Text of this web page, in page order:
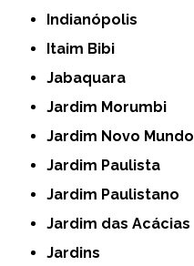
Indianópolis
Itaim Bibi
Jabaquara
Jardim Morumbi
Jardim Novo Mundo
Jardim Paulista
Jardim Paulistano
Jardim das Acácias
Jardins